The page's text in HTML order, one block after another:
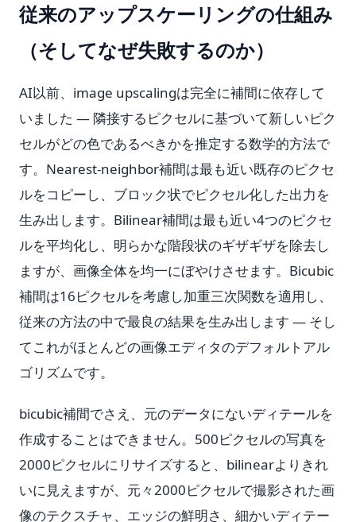
従来のアップスケーリングの仕組み
（そしてなぜ失敗するのか）
AI以前、image upscalingは完全に補間に依存して
いました — 隣接するピクセルに基づいて新しいピク
セルがどの色であるべきかを推定する数学的方法で
す。Nearest-neighbor補間は最も近い既存のピクセ
ルをコピーし、ブロック状でピクセル化した出力を
生み出します。Bilinear補間は最も近い4つのピクセ
ルを平均化し、明らかな階段状のギザギザを除去し
ますが、画像全体を均一にぼやけさせます。Bicubic
補間は16ピクセルを考慮し加重三次関数を適用し、
従来の方法の中で最良の結果を生み出します — そし
てこれがほとんどの画像エディタのデフォルトアル
ゴリズムです。
bicubic補間でさえ、元のデータにないディテールを
作成することはできません。500ピクセルの写真を
2000ピクセルにリサイズすると、bilinearよりきれ
いに見えますが、元々2000ピクセルで撮影された画
像のテクスチャ、エッジの鮮明さ、細かいディテー